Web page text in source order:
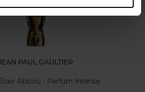
PAUL GAULTIER
Absolu - Parfum Intense